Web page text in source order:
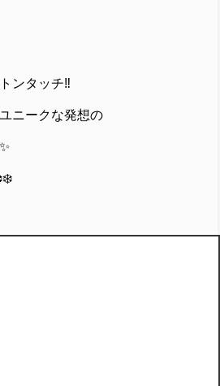
ンタッチ‼️
ニークな発想の